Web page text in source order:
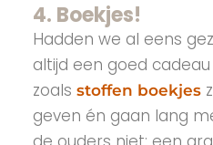
4. Boekjes!
Hadden we al eens
altijd een goed
zoalsstoffen boekjes
geven én gaan lang